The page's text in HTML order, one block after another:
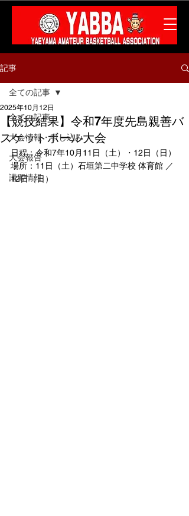
記事
全ての記事
大会情報・申し込み
大会報告
講習情報
全ての記事
【競技結果】令和7年度先島親善バ
スケットボール大会
2025年10月12日
日程：令和7年10月11日（土）・12日（日）
場所：11日（土）石垣第二中学校 体育館 ／
12日（日）